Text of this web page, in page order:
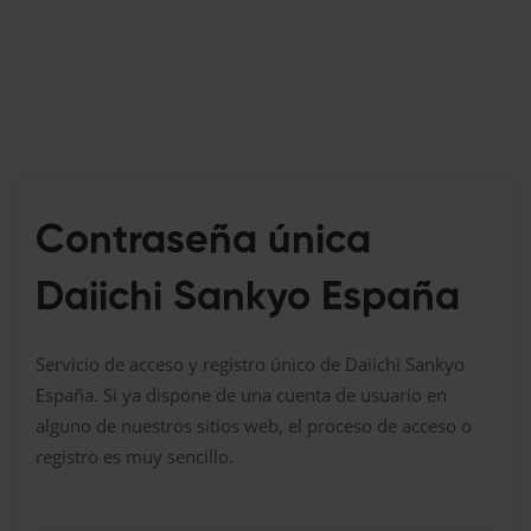
Contraseña única
Daiichi Sankyo España
Servicio de acceso y registro único de Daiichi Sankyo
España. Si ya dispone de una cuenta de usuario en
alguno de nuestros sitios web, el proceso de acceso o
registro es muy sencillo.